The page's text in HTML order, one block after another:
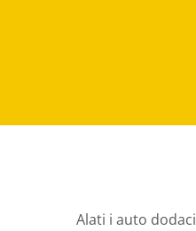
Alati i auto dodaci